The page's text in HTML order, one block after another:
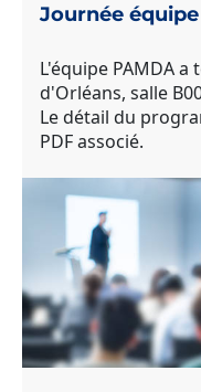
Journée
L'équipe PAMDA a
d'Orléans, salle
Le détail du
PDF associé.